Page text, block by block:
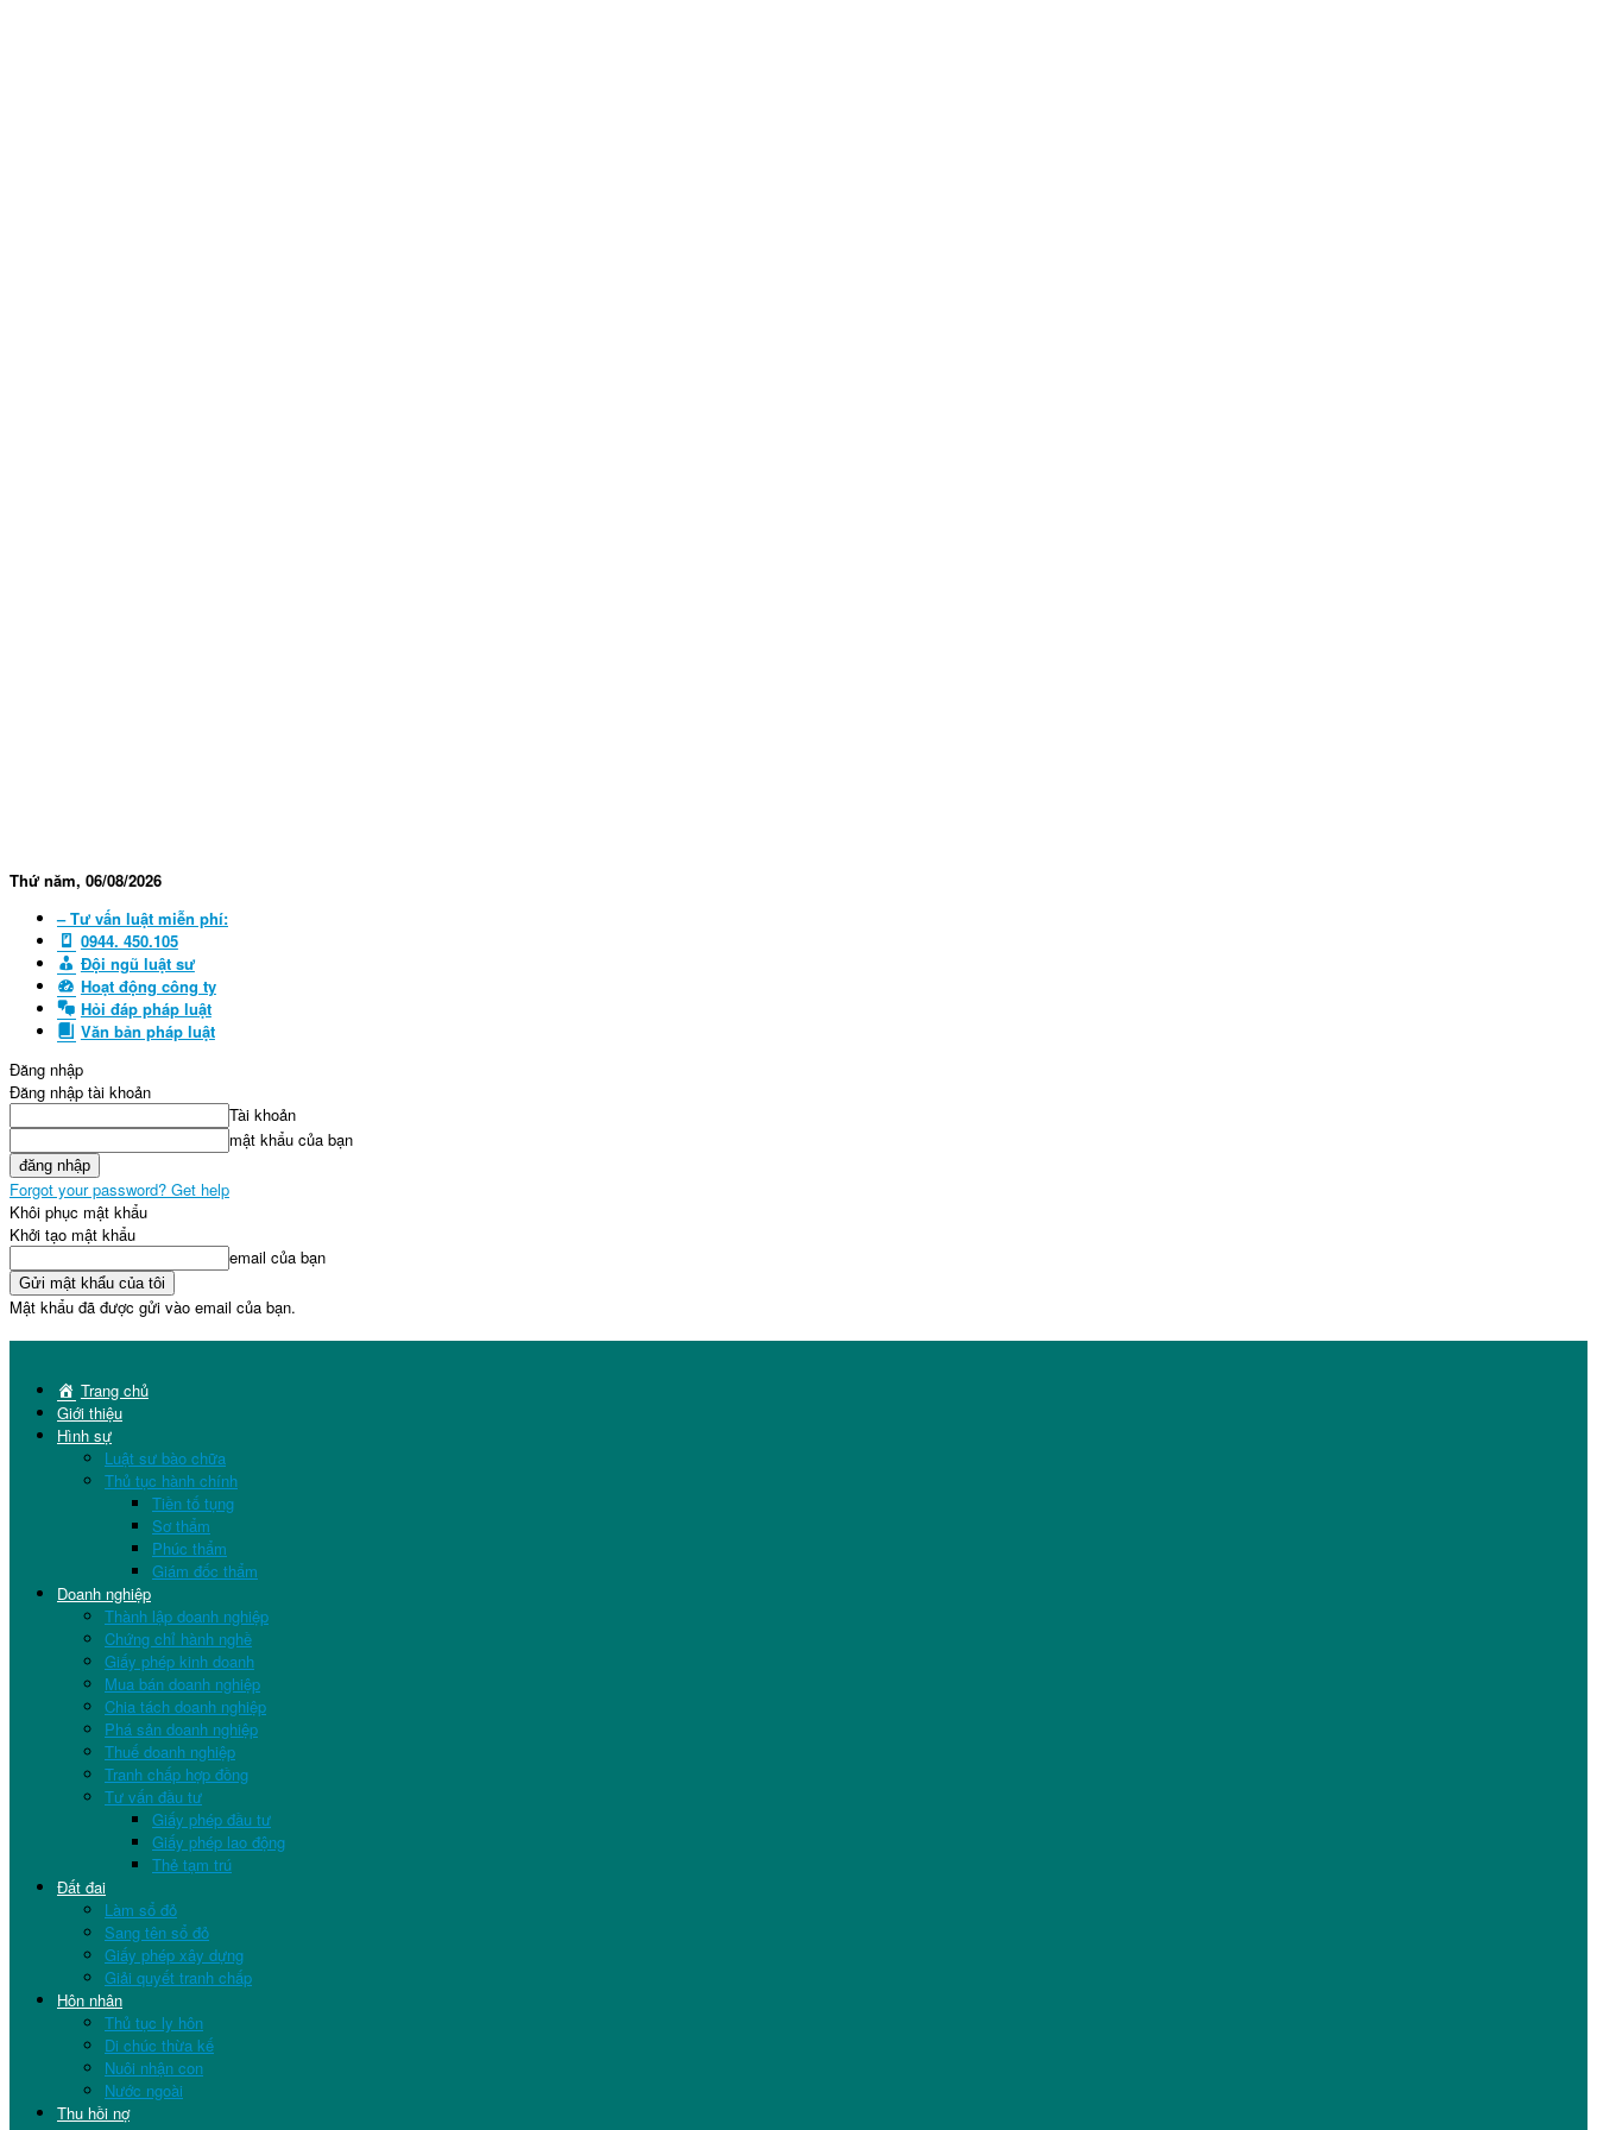
Thứ năm, 06/08/2026
– Tư vấn luật miễn phí:
0944. 450.105
Đội ngũ luật sư
Hoạt động công ty
Hỏi đáp pháp luật
Văn bản pháp luật
Đăng nhập
Đăng nhập tài khoản
Tài khoản
mật khẩu của bạn
Forgot your password? Get help
Khôi phục mật khẩu
Khởi tạo mật khẩu
email của bạn
Mật khẩu đã được gửi vào email của bạn.
Trang chủ
Giới thiệu
Hình sự
Luật sư bào chữa
Thủ tục hành chính
Tiền tố tụng
Sơ thẩm
Phúc thẩm
Giám đốc thẩm
Doanh nghiệp
Thành lập doanh nghiệp
Chứng chỉ hành nghề
Giấy phép kinh doanh
Mua bán doanh nghiệp
Chia tách doanh nghiệp
Phá sản doanh nghiệp
Thuế doanh nghiệp
Tranh chấp hợp đồng
Tư vấn đầu tư
Giấy phép đầu tư
Giấy phép lao động
Thẻ tạm trú
Đất đai
Làm sổ đỏ
Sang tên sổ đỏ
Giấy phép xây dựng
Giải quyết tranh chấp
Hôn nhân
Thủ tục ly hôn
Di chúc thừa kế
Nuôi nhận con
Nước ngoài
Thu hồi nợ